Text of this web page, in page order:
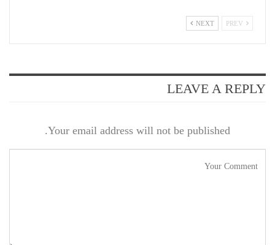
NEXT
LEAVE A REPLY
Your email address will not be published.